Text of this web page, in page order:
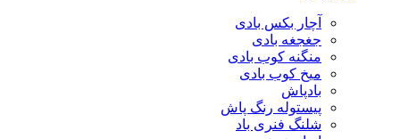
آچار بکس بادی
جغجغه بادی
منگنه کوب بادی
میخ کوب بادی
بادپاش
پیستوله رنگ پاش
شلنگ فنری باد